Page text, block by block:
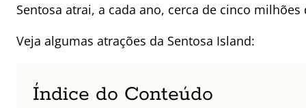
Sentosa atrai, a cada ano, cerca de cinco milhões
Veja algumas atrações da Sentosa Island:
Índice do Conteúdo